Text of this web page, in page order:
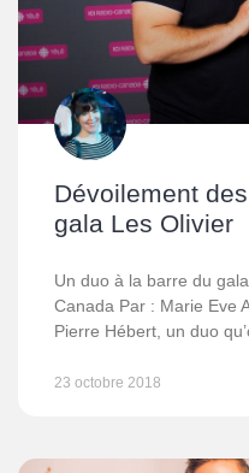
Dévoilement
gala Les Olivier
Un duo à la barre du
Canada Par : Marie Eve
Pierre Hébert, un duo
23 octobre 2018